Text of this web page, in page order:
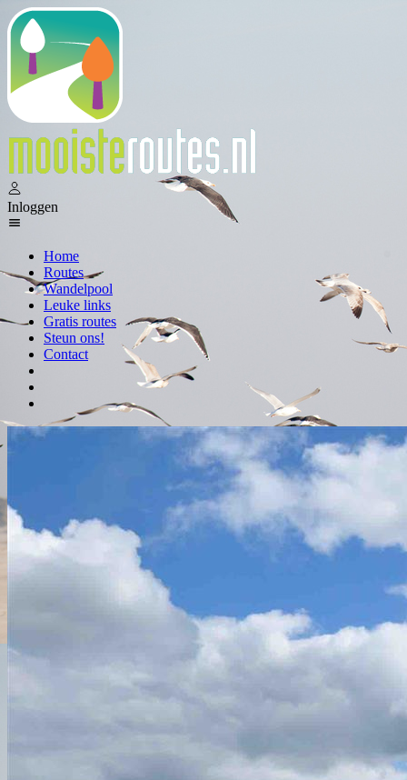
Inloggen
Home
Routes
Wandelpool
Leuke links
Gratis routes
Steun ons!
Contact